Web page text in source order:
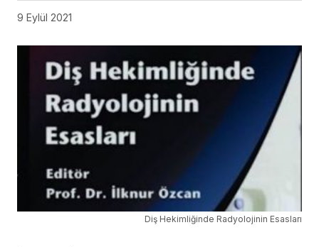
9 Eylül 2021
Diş Hekimliğinde Radyolojinin Esasları